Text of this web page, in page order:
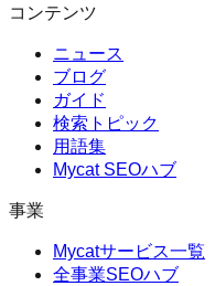
コンテンツ
ニュース
ブログ
ガイド
検索トピック
用語集
Mycat SEOハブ
事業
Mycatサービス一覧
全事業SEOハブ